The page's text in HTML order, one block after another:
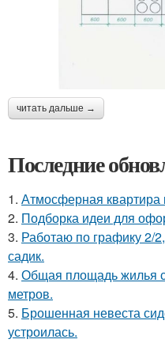
читать дальше →
Последние
1. Атмосферная квартира
2. Подборка идеи для
3. Работаю по графику 2/
садик.
4. Общая площадь жилья
метров.
5. Брошенная невеста
устроилась.